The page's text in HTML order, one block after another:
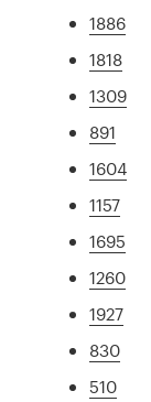
1886
1818
1309
891
1604
1157
1695
1260
1927
830
510